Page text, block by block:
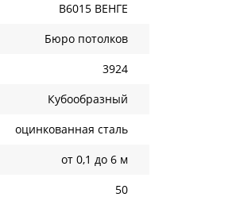
B6015 ВЕНГЕ
Бюро потолков
3924
Кубообразный
оцинкованная сталь
от 0,1 до 6 м
50